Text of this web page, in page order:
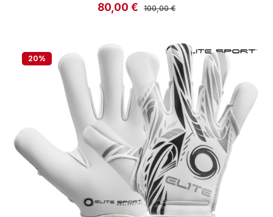
Verkaufspreis:
80,00 € Regulärer Preis:
100,00 €
20%